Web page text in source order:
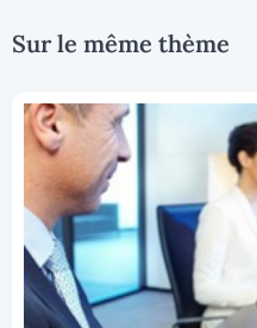
Sur le même thème